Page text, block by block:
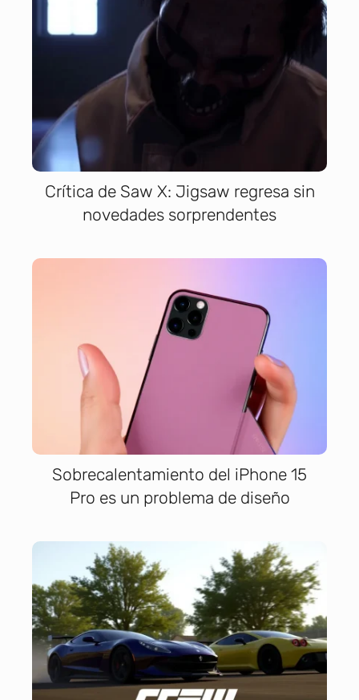
Crítica de Saw X: Jigsaw regresa sin
novedades sorprendentes
Sobrecalentamiento del iPhone 15
Pro es un problema de diseño